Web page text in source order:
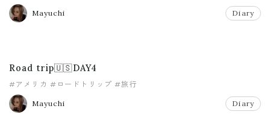
Mayuchi Diary
Road trip🇺🇸DAY4
#アメリカ #ロードトリップ #旅行
Mayuchi Diary